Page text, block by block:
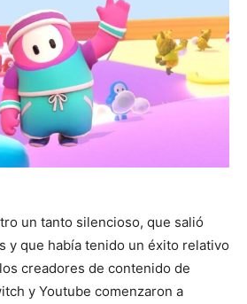
un tanto silencioso, que salió
y que había tenido un éxito relativo
creadores de contenido de
y Youtube comenzaron a